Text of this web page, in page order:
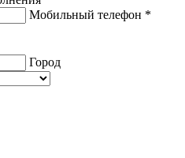
Мобильный телефон *
Город